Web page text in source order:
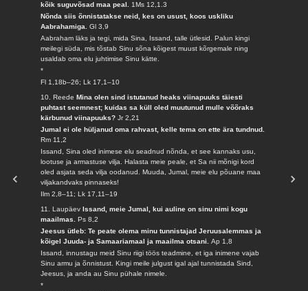
kõik suguvõsad maa peal. 1Ms 12,1.3
Nõnda siis õnnistatakse neid, kes on usust, koos uskliku
Aabrahamiga.Gl 3,9
Aabraham läks ja tegi, mida Sina, Issand, talle ütlesid. Palun kingi
meilegi süda, mis tõstab Sinu sõna kõigest muust kõrgemale ning
usaldab oma elu juhtimise Sinu kätte.
*
Fl 1,18b–26; Lk 17,1–10
10. ReedeMina olen sind istutanud heaks viinapuuks täiesti
puhtast seemnest; kuidas sa küll oled muutunud mulle võõraks
kärbunud viinapuuks?Jr 2,21
Jumal ei ole hüljanud oma rahvast, kelle tema on ette ära tundnud.
Rm 11,2
Issand, Sina oled inimese elu seadnud nõnda, et see kannaks usu,
lootuse ja armastuse vilja. Halasta meie peale, et Sa nii mõnigi kord
oled asjata seda vilja oodanud. Muuda, Jumal, meie elu põuane maa
viljakandvaks pinnaseks!
Ilm 2,8–11; Lk 17,11–19
11. LaupäevIssand, meie Jumal, kui auline on sinu nimi kogu
maailmas.Ps 8,2
Jeesus ütleb: Te peate olema minu tunnistajad Jeruusalemmas ja
kõigel Juuda- ja Samaariamaal ja maailma otsani.Ap 1,8
Issand, innustagu meid Sinu riigi töös teadmine, et iga inimene vajab
Sinu armu ja õnnistust. Kingi meile julgust igal ajal tunnistada Sind,
Jeesus, ja anda au Sinu pühale nimele.
*